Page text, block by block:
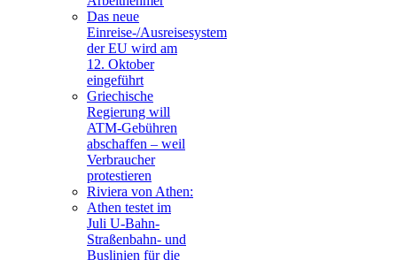
Das neue
Einreise-/Ausreisesystem
der EU wird am
12. Oktober
eingeführt
Griechische
Regierung will
ATM-Gebühren
abschaffen – weil
Verbraucher
protestieren
Riviera von Athen:
Athen testet im
Juli U-Bahn-
Straßenbahn- und
Buslinien für die